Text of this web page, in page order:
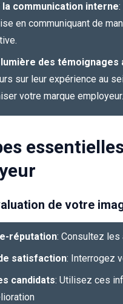
communication interne
en communiquant de
des témoignages
sur leur expérience au
votre marque employeur.
de votre
réputation: Consultez les
satisfaction: Interrogez
candidats: Utilisez ces